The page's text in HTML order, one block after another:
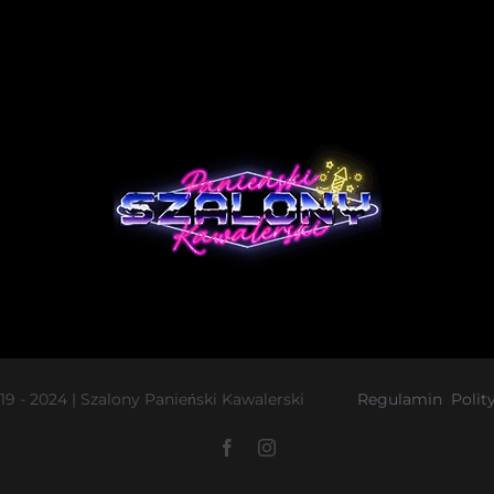
- 2024 | Szalony Panieński Kawalerski Regulamin
FacebookInstagram